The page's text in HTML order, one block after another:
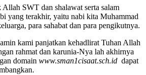
SWT dan shalawat serta salam
yang terakhir, yaitu nabi kita Muhammad
para sahabat dan para pengikutnya.
kami panjatkan kehadlirat Tuhan Allah
rahmat dan karunia-Nya lah akhirnya
domain www.sman1cisaat.sch.id dapat